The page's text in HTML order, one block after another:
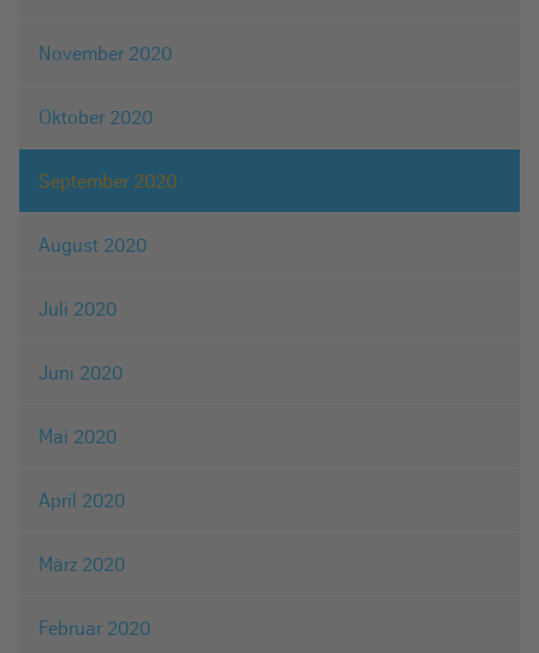
November 2020
Oktober 2020
September 2020
August 2020
Juli 2020
Juni 2020
Mai 2020
April 2020
März 2020
Februar 2020